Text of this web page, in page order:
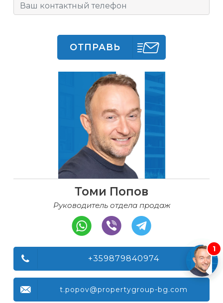
ОТПРАВЬ
Томи Попов
Руководитель отдела продаж
+359879840974
t.popov@propertygroup-bg.com
1